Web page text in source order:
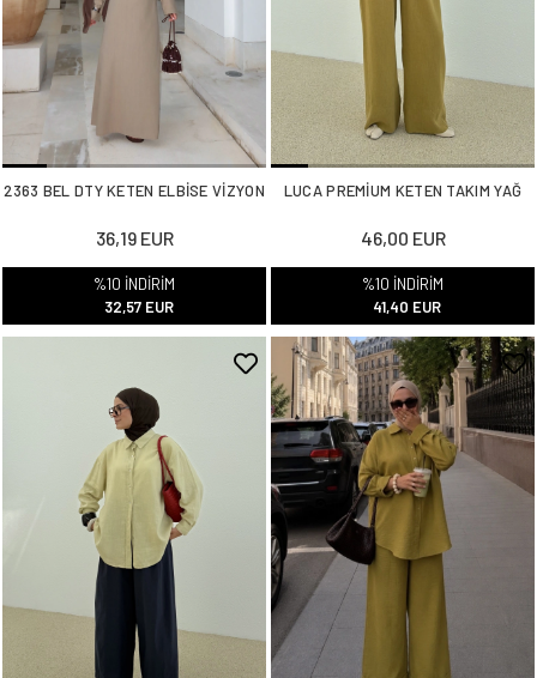
2363 BEL DTY KETEN ELBİSE VİZYON
36,19 EUR
%10 İNDİRİM
32,57 EUR
LUCA PREMİUM KETEN TAKIM YAĞ
46,00 EUR
%10 İNDİRİM
41,40 EUR